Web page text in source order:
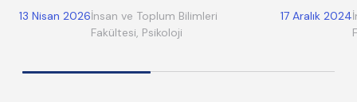
13 Nisan 2026İnsan ve Toplum Bilimleri
Fakültesi, Psikoloji
17 Aralık 2024